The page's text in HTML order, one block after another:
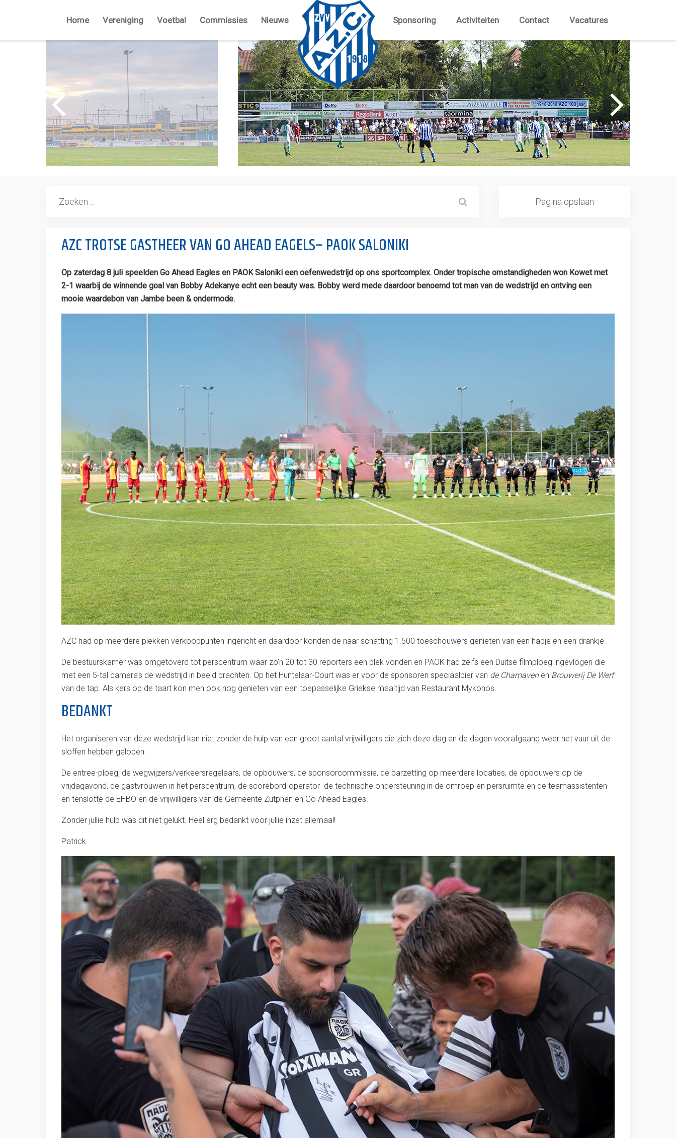
Home Vereniging Voetbal Commissies Nieuws Sponsoring Activiteiten Contact Vacatures
Pagina opslaan
AZC TROTSE GASTHEER VAN GO AHEAD EAGELS– PAOK SALONIKI
Op zaterdag 8 juli speelden Go Ahead Eagles en PAOK Saloniki een oefenwedstrijd op ons sportcomplex. Onder tropische omstandigheden won Kowet met
2-1 waarbij de winnende goal van Bobby Adekanye echt een beauty was. Bobby werd mede daardoor benoemd tot man van de wedstrijd en ontving een
mooie waardebon van Jambe been & ondermode.
AZC had op meerdere plekken verkooppunten ingericht en daardoor konden de naar schatting 1.500 toeschouwers genieten van een hapje en een drankje.
De bestuurskamer was omgetoverd tot perscentrum waar zo’n 20 tot 30 reporters een plek vonden en PAOK had zelfs een Duitse filmploeg ingevlogen die
met een 5-tal camera’s de wedstrijd in beeld brachten. Op het Huntelaar-Court was er voor de sponsoren speciaalbier van de Chamavenen Brouwerij De Werf
van de tap. Als kers op de taart kon men ook nog genieten van een toepasselijke Griekse maaltijd van Restaurant Mykonos.
BEDANKT
Het organiseren van deze wedstrijd kan niet zonder de hulp van een groot aantal vrijwilligers die zich deze dag en de dagen voorafgaand weer het vuur uit de
sloffen hebben gelopen.
De entree-ploeg, de wegwijzers/verkeersregelaars, de opbouwers, de sponsorcommissie, de barzetting op meerdere locaties, de opbouwers op de
vrijdagavond, de gastvrouwen in het perscentrum, de scorebord-operator de technische ondersteuning in de omroep en persruimte en de teamassistenten
en tenslotte de EHBO en de vrijwilligers van de Gemeente Zutphen en Go Ahead Eagles.
Zonder jullie hulp was dit niet gelukt. Heel erg bedankt voor jullie inzet allemaal!
Patrick